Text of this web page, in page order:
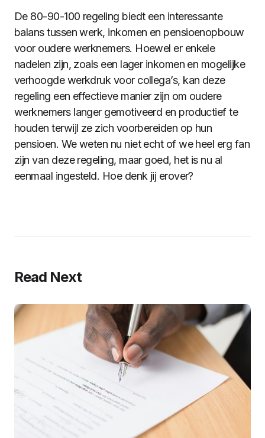
De 80-90-100 regeling biedt een interessante
balans tussen werk, inkomen en pensioenopbouw
voor oudere werknemers. Hoewel er enkele
nadelen zijn, zoals een lager inkomen en mogelijke
verhoogde werkdruk voor collega’s, kan deze
regeling een effectieve manier zijn om oudere
werknemers langer gemotiveerd en productief te
houden terwijl ze zich voorbereiden op hun
pensioen. We weten nu niet echt of we heel erg fan
zijn van deze regeling, maar goed, het is nu al
eenmaal ingesteld. Hoe denk jij erover?
Read Next